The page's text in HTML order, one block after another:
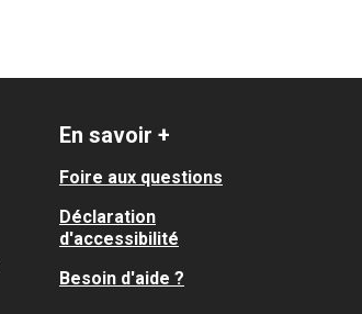
En savoir +
Foire aux questions
Déclaration
d'accessibilité
Besoin d'aide ?